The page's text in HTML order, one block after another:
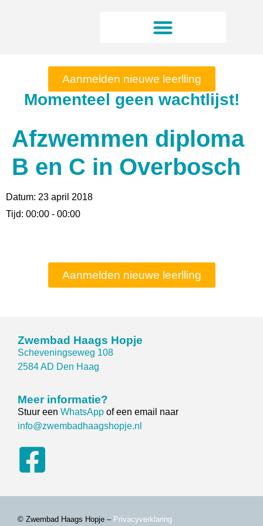
Aanmelden nieuwe leerlling
Momenteel geen wachtlijst!
Afzwemmen diploma
B en C in Overbosch
Datum: 23 april 2018
Tijd: 00:00 - 00:00
Aanmelden nieuwe leerlling
Zwembad Haags Hopje
Scheveningseweg 108
2584 AD Den Haag
Meer informatie?
Stuur een WhatsApp of een email naar
info@zwembadhaagshopje.nl
© Zwembad Haags Hopje – Privacyverklaring